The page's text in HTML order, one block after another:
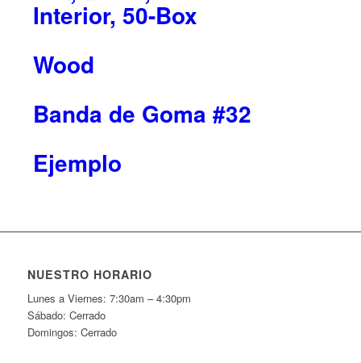
Interior, 50-Box
Wood
Banda de Goma #32
Ejemplo
NUESTRO HORARIO
Lunes a Viernes: 7:30am – 4:30pm
Sábado: Cerrado
Domingos: Cerrado